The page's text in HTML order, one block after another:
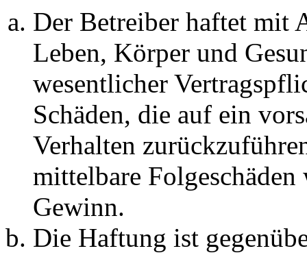
Der Betreiber haftet mit
Leben, Körper und
wesentlicher
Schäden, die auf ein
Verhalten
mittelbare Folgeschäden
Gewinn.
Die Haftung ist